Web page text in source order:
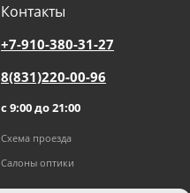
Контакты
+7-910-380-31-27
8(831)220-00-96
с 9:00 до 21:00
Схема проезда
Салоны оптики